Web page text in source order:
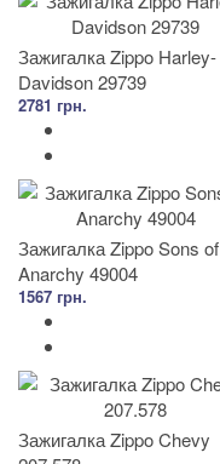
Зажигалка Zippo Harley-
Davidson 29739
2781 грн.
Зажигалка Zippo Sons of
Anarchy 49004
1567 грн.
Зажигалка Zippo Chevy